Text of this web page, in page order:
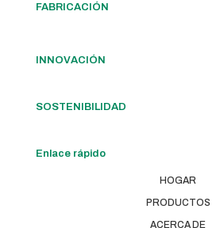
FABRICACIÓN
INNOVACIÓN
SOSTENIBILIDAD
Enlace rápido
HOGAR
PRODUCTOS
ACERCA DE